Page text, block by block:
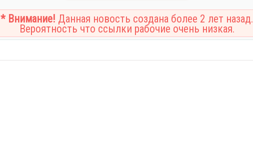
* Внимание! Данная новость создана более 2 лет назад.
Вероятность что ссылки рабочие очень низкая.